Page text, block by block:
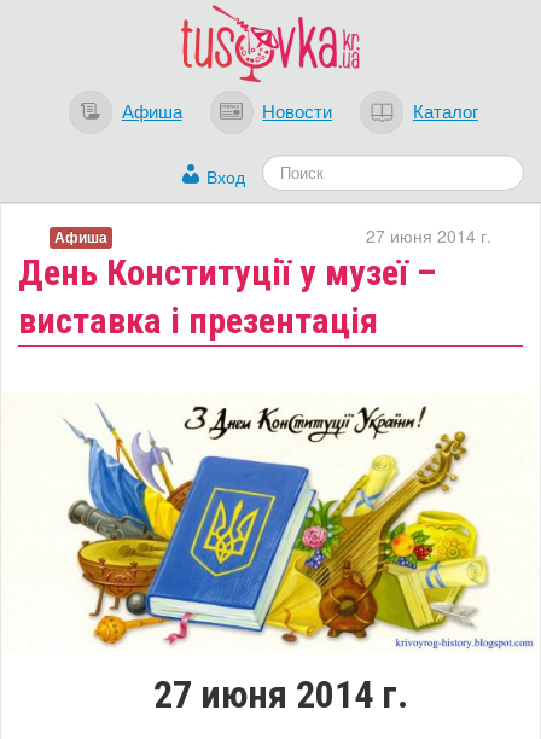
Афиша Новости Каталог
Вход
День Конституції у музеї –
виставка і презентація
27 июня 2014 г.
Афиша
27 июня 2014 г.